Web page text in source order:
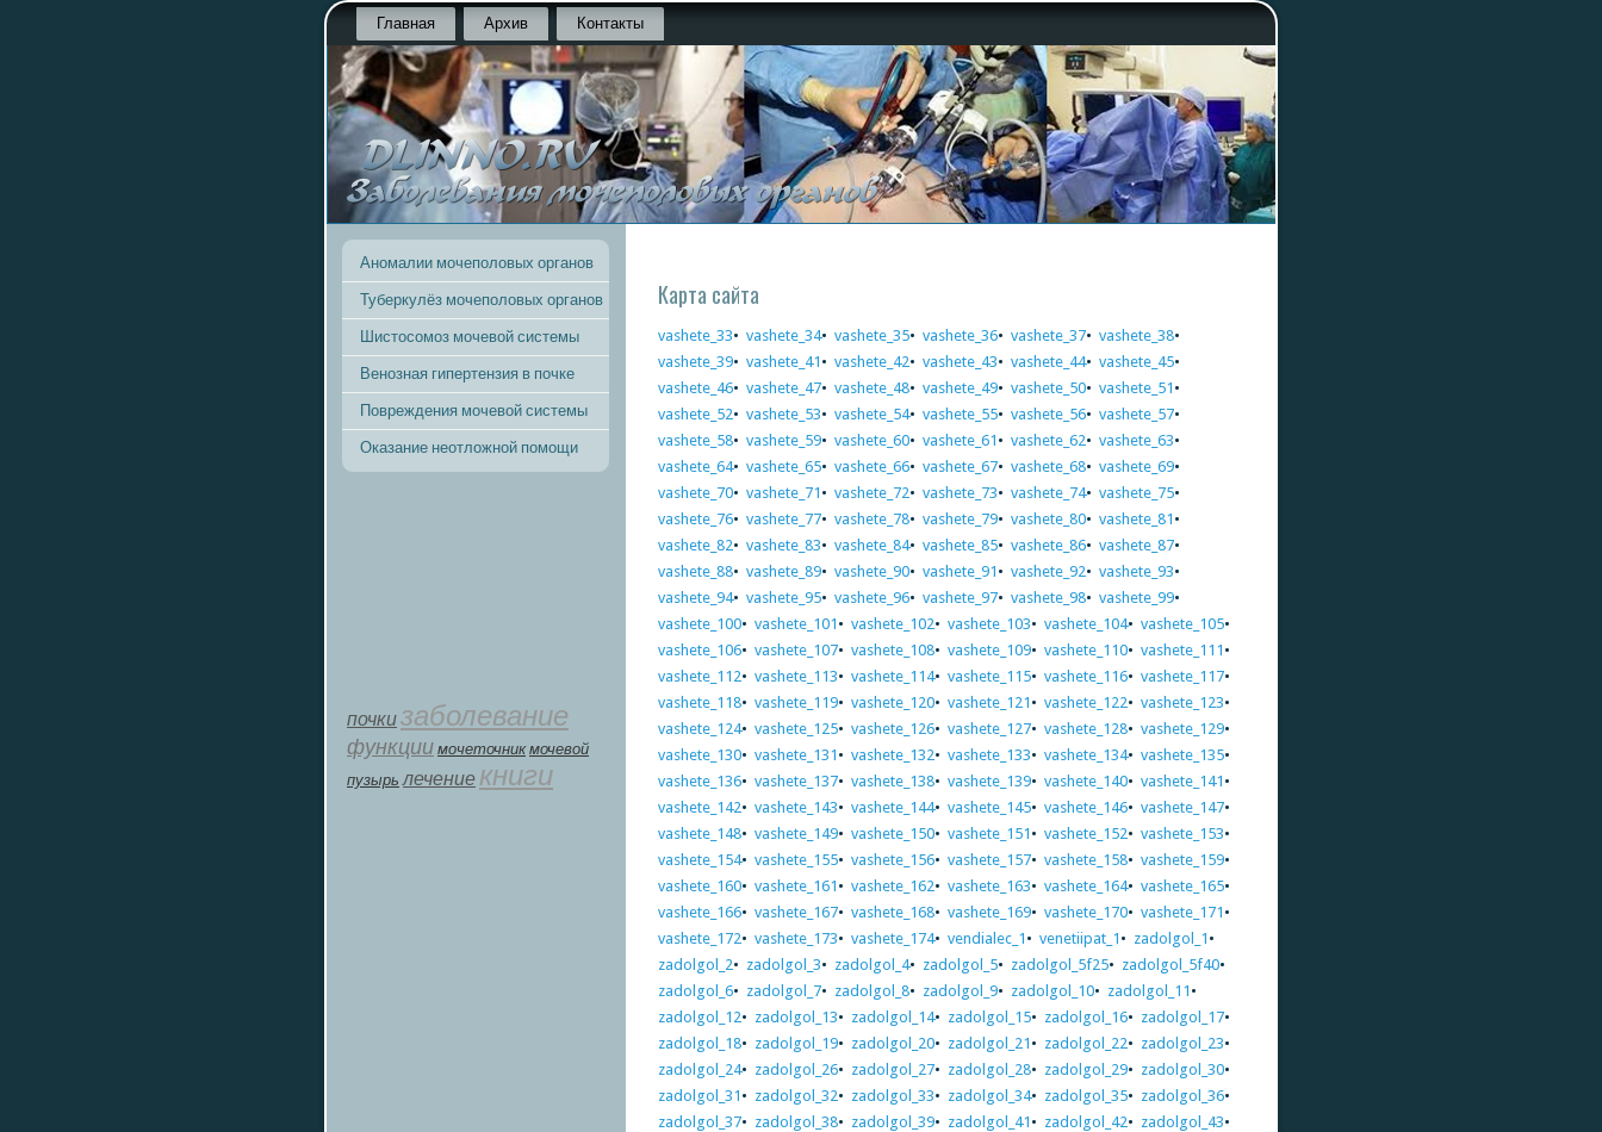
Главная Архив Контакты
Аномалии мочеполовых органов
Туберкулёз мочеполовых органов
Шистосомоз мочевой системы
Венозная гипертензия в почке
Повреждения мочевой системы
Оказание неотложной помощи
почкизаболевание
функции мοчеточник мочевой
пузырь лечение книги
Карта сайта
vashete_33• vashete_34• vashete_35• vashete_36• vashete_37• vashete_38•
vashete_39• vashete_41 • vashete_42• vashete_43• vashete_44• vashete_45•
vashete_46• vashete_47• vashete_48• vashete_49• vashete_50• vashete_51 •
vashete_52• vashete_53• vashete_54• vashete_55• vashete_56• vashete_57•
vashete_58• vashete_59• vashete_60• vashete_61 • vashete_62• vashete_63•
vashete_64• vashete_65• vashete_66• vashete_67• vashete_68• vashete_69•
vashete_70• vashete_71 • vashete_72• vashete_73• vashete_74• vashete_75•
vashete_76• vashete_77• vashete_78• vashete_79• vashete_80• vashete_81 •
vashete_82• vashete_83• vashete_84• vashete_85• vashete_86• vashete_87•
vashete_88• vashete_89• vashete_90• vashete_91 • vashete_92• vashete_93•
vashete_94• vashete_95• vashete_96• vashete_97• vashete_98• vashete_99•
vashete_100• vashete_101 • vashete_102• vashete_103• vashete_104• vashete_105•
vashete_106• vashete_107• vashete_108• vashete_109• vashete_110• vashete_111 •
vashete_112• vashete_113• vashete_114• vashete_115• vashete_116• vashete_117•
vashete_118• vashete_119• vashete_120• vashete_121 • vashete_122• vashete_123•
vashete_124• vashete_125• vashete_126• vashete_127• vashete_128• vashete_129•
vashete_130• vashete_131 • vashete_132• vashete_133• vashete_134• vashete_135•
vashete_136• vashete_137• vashete_138• vashete_139• vashete_140• vashete_141 •
vashete_142• vashete_143• vashete_144• vashete_145• vashete_146• vashete_147•
vashete_148• vashete_149• vashete_150• vashete_151 • vashete_152• vashete_153•
vashete_154• vashete_155• vashete_156• vashete_157• vashete_158• vashete_159•
vashete_160• vashete_161 • vashete_162• vashete_163• vashete_164• vashete_165•
vashete_166• vashete_167• vashete_168• vashete_169• vashete_170• vashete_171 •
vashete_172• vashete_173• vashete_174• vendialec_1 • venetiipat_1 • zadolgol_1 •
zadolgol_2• zadolgol_3• zadolgol_4• zadolgol_5• zadolgol_5f25• zadolgol_5f40•
zadolgol_6• zadolgol_7• zadolgol_8• zadolgol_9• zadolgol_10• zadolgol_11 •
zadolgol_12• zadolgol_13• zadolgol_14• zadolgol_15• zadolgol_16• zadolgol_17•
zadolgol_18• zadolgol_19• zadolgol_20• zadolgol_21 • zadolgol_22• zadolgol_23•
zadolgol_24• zadolgol_26• zadolgol_27• zadolgol_28• zadolgol_29• zadolgol_30•
zadolgol_31 • zadolgol_32• zadolgol_33• zadolgol_34• zadolgol_35• zadolgol_36•
zadolgol_37• zadolgol_38• zadolgol_39• zadolgol_41 • zadolgol_42• zadolgol_43•